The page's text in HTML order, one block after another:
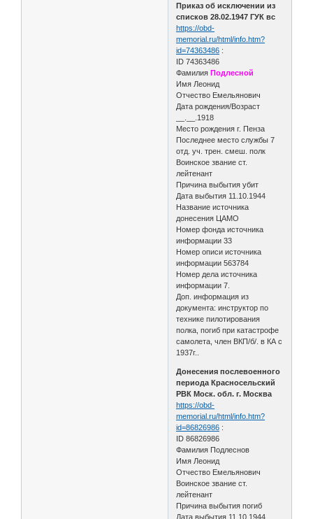
Приказ об исключении из
списков 28.02.1947 ГУК вс
https://obd-
memorial.ru/html/info.htm?
id=74363486 :
ID 74363486
ФамилияПодлесной
Имя Леонид
Отчество Емельянович
Дата рождения/Возраст
__.__.1918
Место рождения г. Пенза
Последнее место службы 7
отд. уч. трен. смеш. полк
Воинское звание ст.
лейтенант
Причина выбытия убит
Дата выбытия 11.10.1944
Название источника
донесения ЦАМО
Номер фонда источника
информации 33
Номер описи источника
информации 563784
Номер дела источника
информации 7.
Доп. информация из
документа: инструктор по
технике пилотирования
полка, погиб при катастрофе
самолета, член ВКП/б/. в КА с
1937г..
Донесения послевоенного
периода Красносельский
РВК Моск. обл. г. Москва
https://obd-
memorial.ru/html/info.htm?
id=86826986 :
ID 86826986
Фамилия Подлеснов
Имя Леонид
Отчество Емельянович
Воинское звание ст.
лейтенант
Причина выбытия погиб
Дата выбытия 11.10.1944